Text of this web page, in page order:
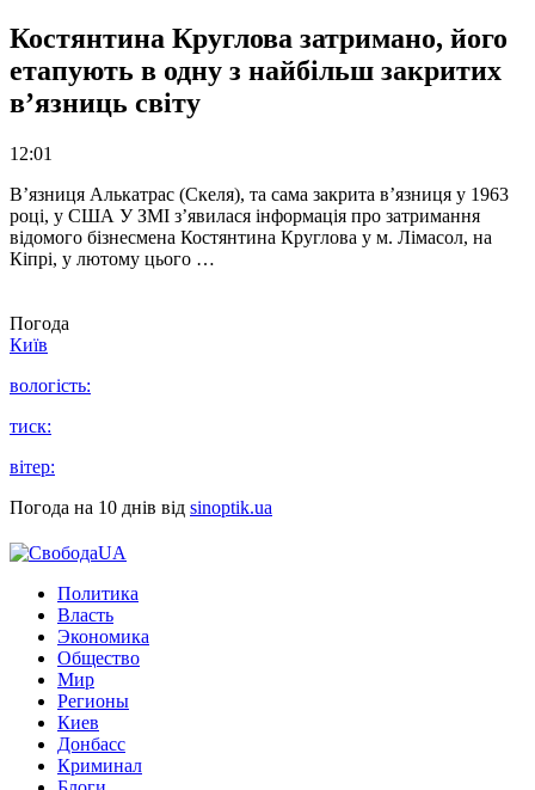
Костянтина Круглова затримано, його
етапують в одну з найбільш закритих
в’язниць світу
12:01
В’язниця Алькатрас (Скеля), та сама закрита в’язниця у 1963
році, у США У ЗМІ з’явилася інформація про затримання
відомого бізнесмена Костянтина Круглова у м. Лімасол, на
Кіпрі, у лютому цього …
Погода
Київ
вологість:
тиск:
вітер:
Погода на 10 днів від sinoptik.ua
Политика
Власть
Экономика
Общество
Мир
Регионы
Киев
Донбасс
Криминал